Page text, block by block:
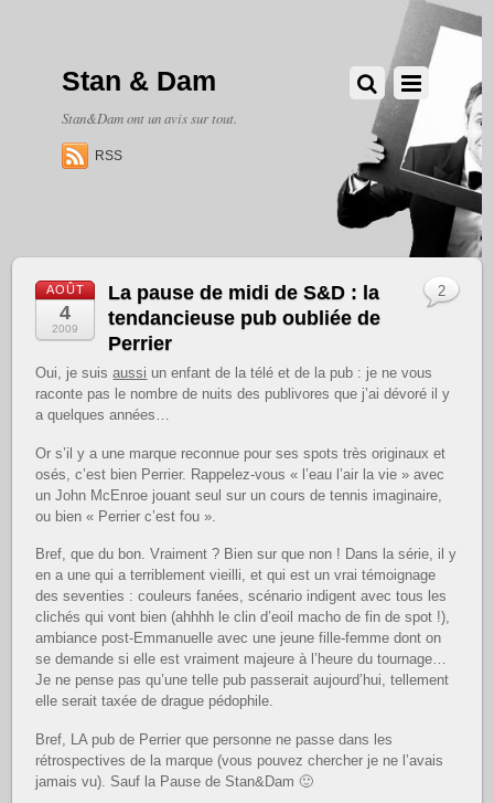
Stan & Dam
Stan&Dam ont un avis sur tout.
RSS
AOÛT
4
2009
La pause de midi de S&D : la
tendancieuse pub oubliée de
Perrier
Oui, je suisaussi un enfant de la télé et de la pub : je ne vous
raconte pas le nombre de nuits des publivores que j’ai dévoré il y
a quelques années…
Or s’il y a une marque reconnue pour ses spots très originaux et
osés, c’est bien Perrier. Rappelez-vous « l’eau l’air la vie » avec
un John McEnroe jouant seul sur un cours de tennis imaginaire,
ou bien « Perrier c’est fou ».
Bref, que du bon. Vraiment ? Bien sur que non ! Dans la série, il y
en a une qui a terriblement vieilli, et qui est un vrai témoignage
des seventies : couleurs fanées, scénario indigent avec tous les
clichés qui vont bien (ahhhh le clin d’eoil macho de fin de spot !),
ambiance post-Emmanuelle avec une jeune fille-femme dont on
se demande si elle est vraiment majeure à l’heure du tournage…
Je ne pense pas qu’une telle pub passerait aujourd’hui, tellement
elle serait taxée de drague pédophile.
Bref, LA pub de Perrier que personne ne passe dans les
rétrospectives de la marque (vous pouvez chercher je ne l’avais
jamais vu). Sauf la Pause de Stan&Dam 🙂
2